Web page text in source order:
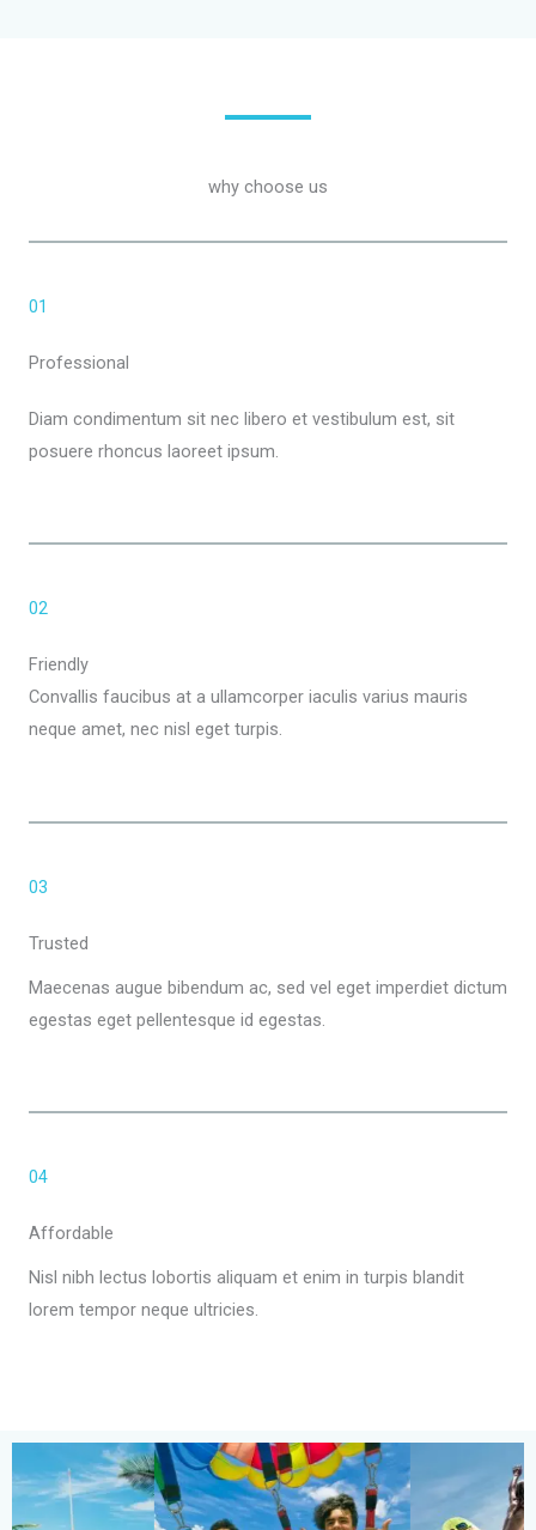
why choose us
01
Professional
Diam condimentum sit nec libero et vestibulum est, sit
posuere rhoncus laoreet ipsum.
02
Friendly
Convallis faucibus at a ullamcorper iaculis varius mauris
neque amet, nec nisl eget turpis.
03
Trusted
Maecenas augue bibendum ac, sed vel eget imperdiet dictum
egestas eget pellentesque id egestas.
04
Affordable
Nisl nibh lectus lobortis aliquam et enim in turpis blandit
lorem tempor neque ultricies.